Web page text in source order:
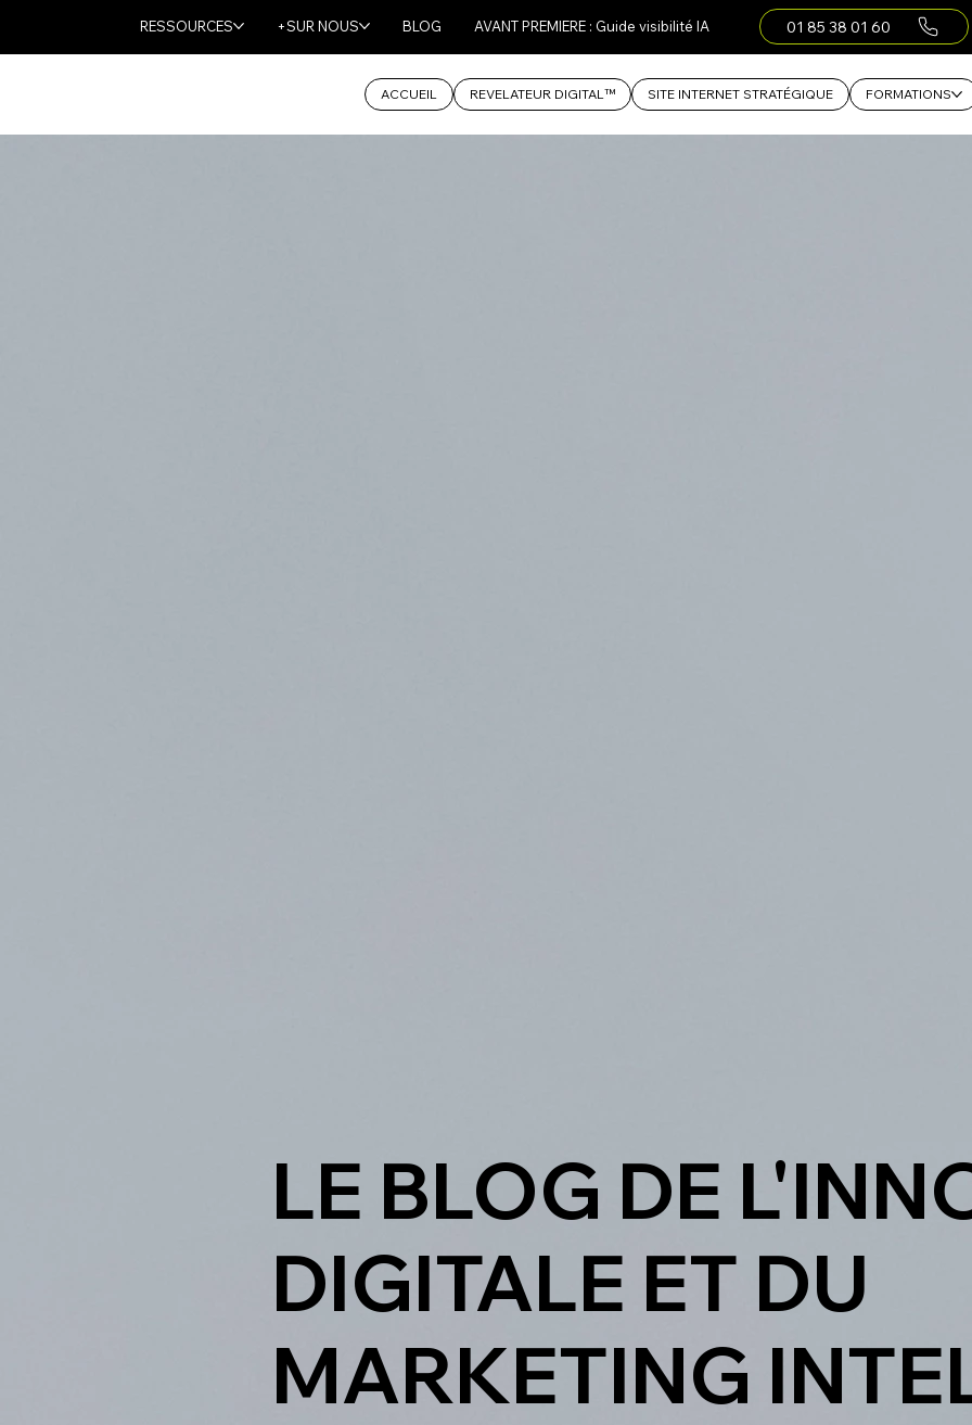
ACCUEIL REVELATEUR DIGITAL™ SITE INTERNET STRATÉGIQUE FORMATIONS
RESSOURCES +SUR NOUS BLOG AVANT PREMIERE : Guide visibilité IA 01 85 38 01 60
LE BLOG DE
DIGITALE ET DU
MARKETING